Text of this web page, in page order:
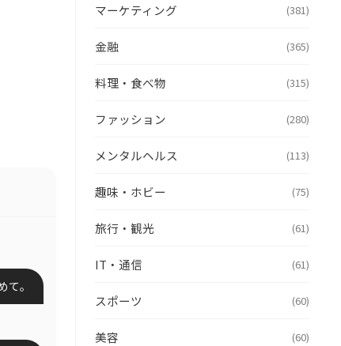
。
マーケティング (381)
金融 (365)
料理・食べ物 (315)
ファッション (280)
メンタルヘルス (113)
趣味・ホビー (75)
旅行・観光 (61)
IT・通信 (61)
スポーツ (60)
美容 (60)